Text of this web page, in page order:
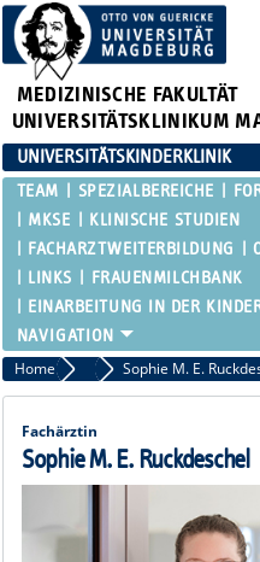
MEDIZINISCHE FAKULTÄT
UNIVERSITÄTSKLINIKUM
UNIVERSITÄTSKINDERKLINIK
TEAM SPEZIALBEREICHE
MKSE
KLINISCHE STUDIEN
FACHARZTWEITERBILDUNG
LINKS
FRAUENMILCHBANK
EINARBEITUNG IN DER
Home Fachärztinnen und
Sophie M. E.
Fachärztin
Sophie M. E. Ruckdeschel